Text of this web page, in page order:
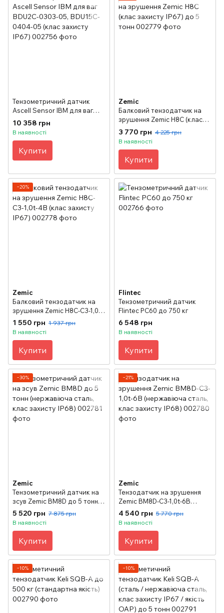
Тензометричний датчик
Ascell Sensor IBM для ваг
BDU2C-0303-05, BDU15C-
0404-05 (клас захисту IP67)
10 358 грн
В наявності
Купити
Zemic
Балковий тензодатчик на
зрушення Zemic H8C (клас
захисту IP67) до 5 тонн
3 770 грн 4 225 грн
В наявності
Купити
−20%
Zemic
Балковий тензодатчик на
зрушення Zemic H8C-C3-1,0t-
4B (клас захисту IP67)
1 550 грн 1 937 грн
В наявності
Купити
Flintec
Тензометричний датчик
Flintec PC60 до 750 кг
6 548 грн
В наявності
Купити
−30%
Zemic
Тензометричний датчик на
зсув Zemic BM8D до 5 тонн
(нержавіюча сталь, клас
захисту IP68)
5 520 грн 7 875 грн
В наявності
Купити
−21%
Zemic
Тензодатчик на зрушення
Zemic BM8D-C3-1,0t-6B
(нержавіюча сталь, клас
захисту IP68)
4 540 грн 5 770 грн
В наявності
Купити
−10% −10%